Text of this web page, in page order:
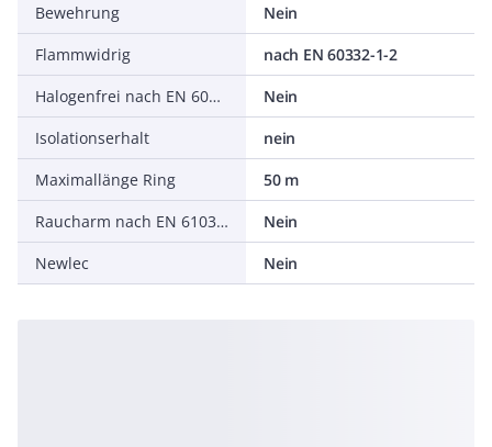
Bewehrung
Nein
Flammwidrig
nach EN 60332-1-2
Halogenfrei nach EN 60754-1/2
Nein
Isolationserhalt
nein
Maximallänge Ring
50 m
Raucharm nach EN 61034-2
Nein
Newlec
Nein